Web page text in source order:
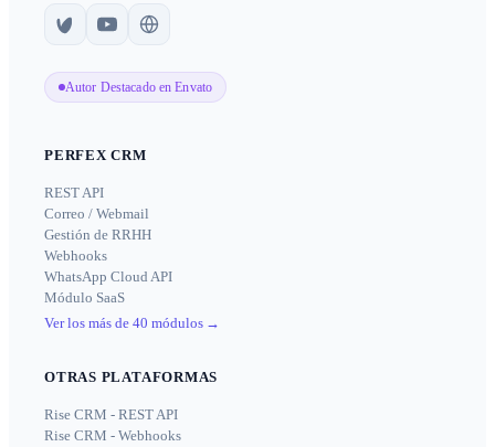
Autor Destacado en Envato
PERFEX CRM
REST API
Correo / Webmail
Gestión de RRHH
Webhooks
WhatsApp Cloud API
Módulo SaaS
Ver los más de 40 módulos →
OTRAS PLATAFORMAS
Rise CRM - REST API
Rise CRM - Webhooks